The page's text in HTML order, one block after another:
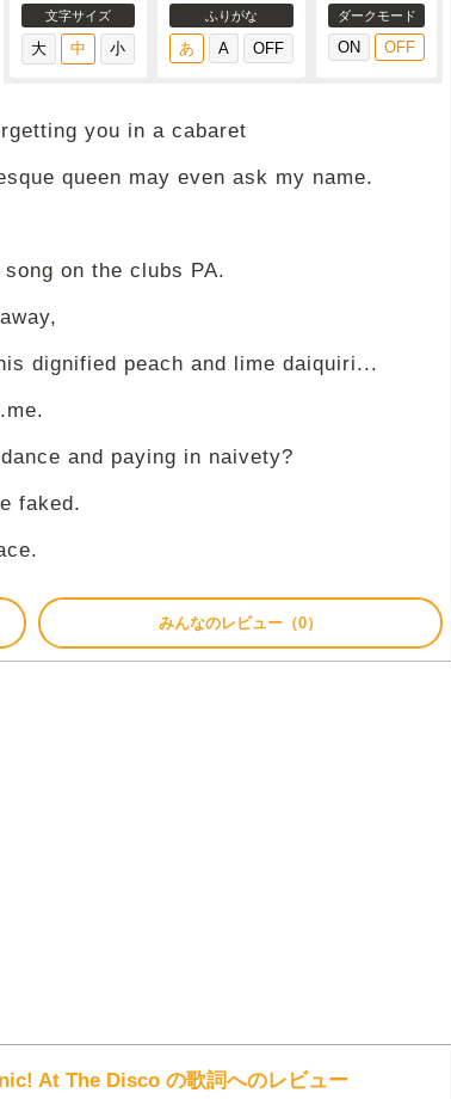
文字サイズ ふりがな ダークモード
you in a cabaret
queen may even ask my name.
on the clubs PA.
dignified peach and lime daiquiri...
and paying in naivety?
faked.
みんなのレビュー（0）
At The Disco の歌詞へのレビュー